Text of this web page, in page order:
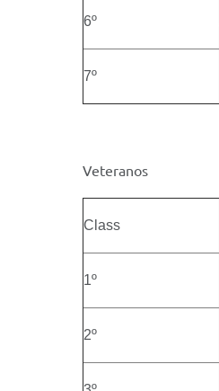
6º
7º
Veteranos
Class
1º
2º